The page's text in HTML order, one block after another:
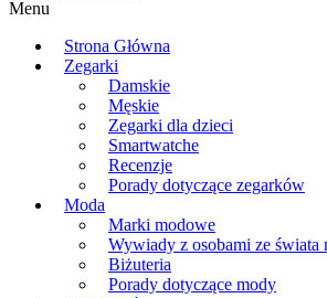
Menu
Strona Główna
Zegarki
Damskie
Męskie
Zegarki dla dzieci
Smartwatche
Recenzje
Porady dotyczące zegarków
Moda
Marki modowe
Wywiady z osobami ze świata
Biżuteria
Porady dotyczące mody